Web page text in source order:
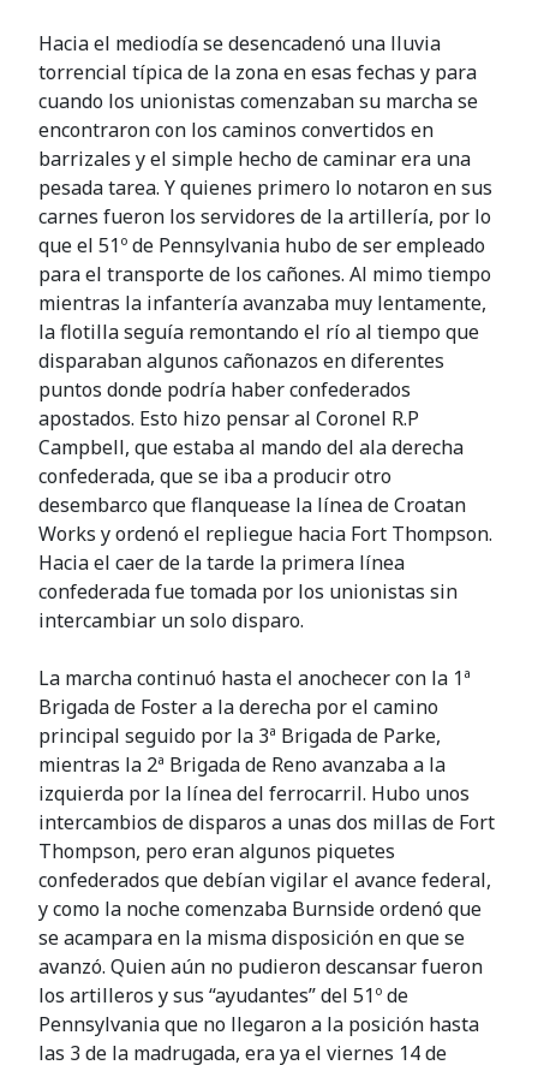
Hacia el mediodía se desencadenó una lluvia
torrencial típica de la zona en esas fechas y para
cuando los unionistas comenzaban su marcha se
encontraron con los caminos convertidos en
barrizales y el simple hecho de caminar era una
pesada tarea. Y quienes primero lo notaron en sus
carnes fueron los servidores de la artillería, por lo
que el 51º de Pennsylvania hubo de ser empleado
para el transporte de los cañones. Al mimo tiempo
mientras la infantería avanzaba muy lentamente,
la flotilla seguía remontando el río al tiempo que
disparaban algunos cañonazos en diferentes
puntos donde podría haber confederados
apostados. Esto hizo pensar al Coronel R.P
Campbell, que estaba al mando del ala derecha
confederada, que se iba a producir otro
desembarco que flanquease la línea de Croatan
Works y ordenó el repliegue hacia Fort Thompson.
Hacia el caer de la tarde la primera línea
confederada fue tomada por los unionistas sin
intercambiar un solo disparo.
La marcha continuó hasta el anochecer con la 1ª
Brigada de Foster a la derecha por el camino
principal seguido por la 3ª Brigada de Parke,
mientras la 2ª Brigada de Reno avanzaba a la
izquierda por la línea del ferrocarril. Hubo unos
intercambios de disparos a unas dos millas de Fort
Thompson, pero eran algunos piquetes
confederados que debían vigilar el avance federal,
y como la noche comenzaba Burnside ordenó que
se acampara en la misma disposición en que se
avanzó. Quien aún no pudieron descansar fueron
los artilleros y sus “ayudantes” del 51º de
Pennsylvania que no llegaron a la posición hasta
las 3 de la madrugada, era ya el viernes 14 de